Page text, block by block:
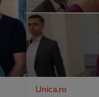
Unica.ro